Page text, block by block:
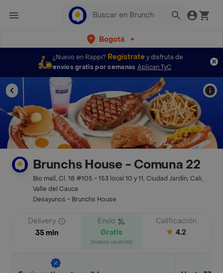
Bogotá
¿Nuevo en Rappi? Regístratey disfruta de
envíos gratis por semanas Aplican TyC
Brunchs House - Comuna 22
Bio mall, Cl. 18 #105 - 153 local 10 y 11, Ciudad Jardín, Cali,
Valle del Cauca
Desayunos - Brunchs House
Delivery
35 min
Envío
Gratis
(nuevos usuarios)
Calificación
4.2